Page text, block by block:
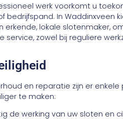
werk voorkomt u
bedrijfspand. In Waddinxveen
erkende, lokale slotenmaker,
service, zowel bij reguliere
en reparatie zijn er
te maken:
de werking van uw sloten en